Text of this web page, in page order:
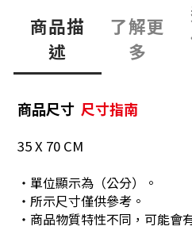
商品描
述
了解更
多
商品尺寸 尺寸指南
35 X 70 CM
・單位顯示為（公分）。
・所示尺寸僅供參考。
・商品物質特性不同，可能會